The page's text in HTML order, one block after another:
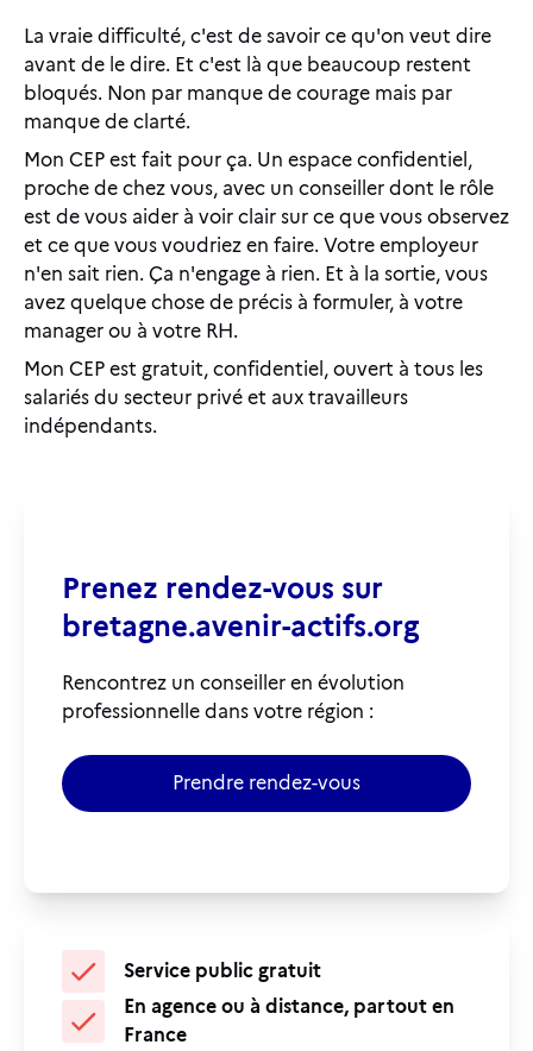
La vraie difficulté, c'est de savoir ce qu'on veut dire
avant de le dire. Et c'est là que beaucoup restent
bloqués. Non par manque de courage mais par
manque de clarté.
Mon CEP est fait pour ça. Un espace confidentiel,
proche de chez vous, avec un conseiller dont le rôle
est de vous aider à voir clair sur ce que vous observez
et ce que vous voudriez en faire. Votre employeur
n'en sait rien. Ça n'engage à rien. Et à la sortie, vous
avez quelque chose de précis à formuler, à votre
manager ou à votre RH.
Mon CEP est gratuit, confidentiel, ouvert à tous les
salariés du secteur privé et aux travailleurs
indépendants.
Prenez rendez-vous sur
bretagne.avenir-actifs.org
Rencontrez un conseiller en évolution
professionnelle dans votre région :
Prendre rendez-vous
Service public gratuit
En agence ou à distance, partout en
France